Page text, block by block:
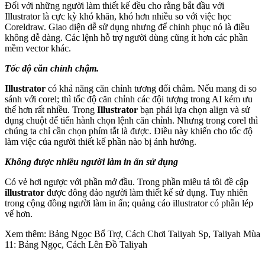
Đối với những người làm thiết kế đều cho rằng bắt đầu với
Illustrator là cực kỳ khó khăn, khó hơn nhiều so với việc học
Coreldraw. Giao diện dễ sử dụng nhưng để chinh phục nó là điều
không dễ dàng. Các lệnh hỗ trợ người dùng cũng ít hơn các phần
mềm vector khác.
Tốc độ căn chỉnh chậm.
Illustrator có khả năng căn chỉnh tương đối châm. Nếu mang đi so
sánh với corel; thì tốc độ căn chỉnh các đội tượng trong AI kém ưu
thế hơn rất nhiều. Trong Illustrator bạn phải lựa chọn align và sử
dụng chuột để tiến hành chọn lệnh căn chỉnh. Nhưng trong corel thì
chúng ta chỉ cần chọn phím tắt là được. Điều này khiến cho tốc độ
làm việc của người thiết kế phần nào bị ảnh hưởng.
Không được nhiều người làm in ấn sử dụng
Có vẻ hơi ngược với phần mở đầu. Trong phần miêu tả tôi đề cập
illustrator được đông đảo người làm thiết kế sử dụng. Tuy nhiên
trong cộng đồng người làm in ấn; quảng cáo illustrator có phần lép
vế hơn.
Xem thêm: Bảng Ngọc Bổ Trợ, Cách Chơi Taliyah Sp, Taliyah Mùa
11: Bảng Ngọc, Cách Lên Đồ Taliyah